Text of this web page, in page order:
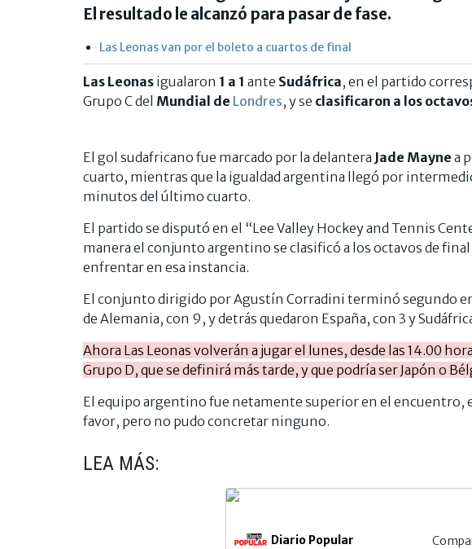
El resultado le alcanzó para pasar de fase.
Las Leonas van por el boleto a cuartos de final
Las Leonas igualaron 1 a 1 ante Sudáfrica, en el partido
Grupo C del Mundial de Londres, y se clasificaron a los
El gol sudafricano fue marcado por la delantera Jade Mayne a
cuarto, mientras que la igualdad argentina llegó por
minutos del último cuarto.
El partido se disputó en el “Lee Valley Hockey and Tennis
manera el conjunto argentino se clasificó a los octavos de
enfrentar en esa instancia.
El conjunto dirigido por Agustín Corradini terminó segundo
de Alemania, con 9, y detrás quedaron España, con 3 y
Ahora Las Leonas volverán a jugar el lunes, desde las 14.00
Grupo D, que se definirá más tarde, y que podría ser Japón o
El equipo argentino fue netamente superior en el encuentro,
favor, pero no pudo concretar ninguno.
LEA MÁS:
Diario Popular